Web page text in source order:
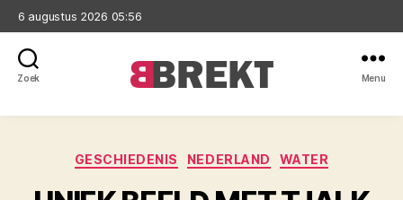
6 augustus 2026 05:56
Zoek Menu
Categorieën
GESCHIEDENIS NEDERLAND WATER